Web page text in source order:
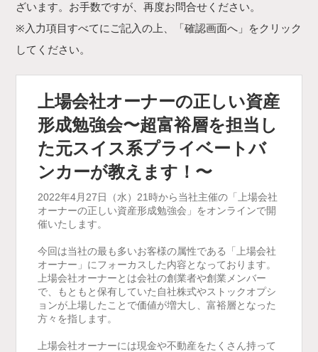
ざいます。お手数ですが、再度お問合せください。
※入力項目すべてにご記入の上、「確認画面へ」をクリック
してください。
上場会社オーナーの正しい資産
形成勉強会〜超富裕層を担当し
た元スイス系プライベートバ
ンカーが教えます！〜
2022年4月27日（水）21時から当社主催の「上場会社
オーナーの正しい資産形成勉強会」をオンラインで開
催いたします。
今回は当社の最も多いお客様の属性である「上場会社
オーナー」にフォーカスした内容となっております。
上場会社オーナーとは会社の創業者や創業メンバー
で、もともと保有していた自社株式やストックオプシ
ョンが上場したことで価値が増大し、富裕層となった
方々を指します。
上場会社オーナーには現金や不動産をたくさん持って